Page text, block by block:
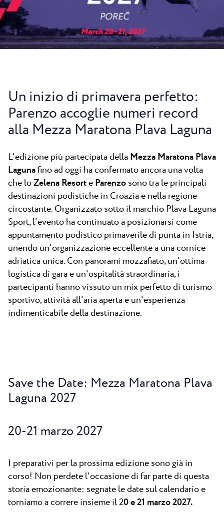
Spiaggie
Plava Laguna Sport
Soggiorno attivo
Pepi Club
Esplora tutti
Novità
Contatto
Un inizio di primavera perfetto:
Parenzo accoglie numeri record
alla Mezza Maratona Plava Laguna
L'edizione più partecipata dellaMezza Maratona Plava
Lagunafino ad oggi ha confermato ancora una volta
che loZelena ResorteParenzosono tra le principali
destinazioni podistiche in Croazia e nella regione
circostante. Organizzato sotto il marchio Plava Laguna
Sport, l'evento ha continuato a posizionarsi come
appuntamento podistico primaverile di punta in Istria,
unendo un'organizzazione eccellente a una cornice
adriatica unica. Con panorami mozzafiato, un'ottima
logistica di gara e un'ospitalità straordinaria, i
partecipanti hanno vissuto un mix perfetto di turismo
sportivo, attività all'aria aperta e un'esperienza
indimenticabile della destinazione.
Save the Date: Mezza Maratona Plava
Laguna 2027
20-21 marzo 2027
I preparativi per la prossima edizione sono già in
corso! Non perdete l'occasione di far parte di questa
storia emozionante: segnate le date sul calendario e
torniamo a correre insieme il 20 e 21 marzo 2027.